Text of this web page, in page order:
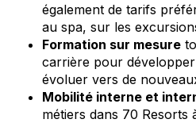
également de tarifs
au spa, sur les
Formation sur mesure
carrière pour
évoluer vers de
Mobilité interne et
métiers dans 70 Resorts